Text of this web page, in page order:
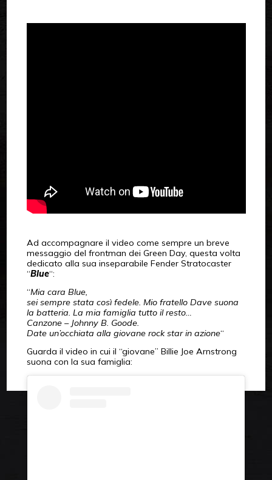
Ad accompagnare il video come sempre un breve
messaggio del frontman dei Green Day, questa volta
dedicato alla sua inseparabile Fender Stratocaster
“Blue“:
“Mia cara Blue,
sei sempre stata così fedele. Mio fratello Dave suona
la batteria. La mia famiglia tutto il resto…
Canzone – Johnny B. Goode.
Date un’occhiata alla giovane rock star in azione“
Guarda il video in cui il “giovane” Billie Joe Arnstrong
suona con la sua famiglia: